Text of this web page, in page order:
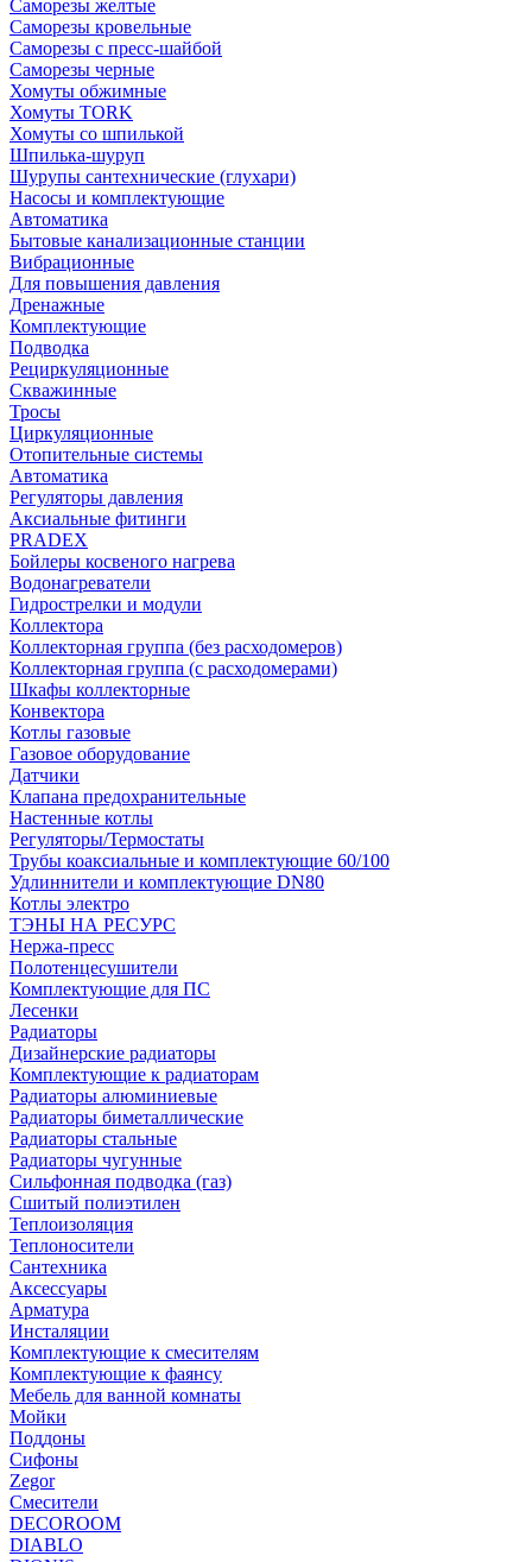
Саморезы желтые
Саморезы кровельные
Саморезы с пресс-шайбой
Саморезы черные
Хомуты обжимные
Хомуты TORK
Хомуты со шпилькой
Шпилька-шуруп
Шурупы сантехнические (глухари)
Насосы и комплектующие
Автоматика
Бытовые канализационные станции
Вибрационные
Для повышения давления
Дренажные
Комплектующие
Подводка
Рециркуляционные
Скважинные
Тросы
Циркуляционные
Отопительные системы
Автоматика
Регуляторы давления
Аксиальные фитинги
PRADEX
Бойлеры косвеного нагрева
Водонагреватели
Гидрострелки и модули
Коллектора
Коллекторная группа (без расходомеров)
Коллекторная группа (с расходомерами)
Шкафы коллекторные
Конвектора
Котлы газовые
Газовое оборудование
Датчики
Клапана предохранительные
Настенные котлы
Регуляторы/Термостаты
Трубы коаксиальные и комплектующие 60/100
Удлиннители и комплектующие DN80
Котлы электро
ТЭНЫ НА РЕСУРС
Нержа-пресс
Полотенцесушители
Комплектующие для ПС
Лесенки
Радиаторы
Дизайнерские радиаторы
Комплектующие к радиаторам
Радиаторы алюминиевые
Радиаторы биметаллические
Радиаторы стальные
Радиаторы чугунные
Сильфонная подводка (газ)
Сшитый полиэтилен
Теплоизоляция
Теплоносители
Сантехника
Аксессуары
Арматура
Инсталяции
Комплектующие к смесителям
Комплектующие к фаянсу
Мебель для ванной комнаты
Мойки
Поддоны
Сифоны
Zegor
Смесители
DECOROOM
DIABLO